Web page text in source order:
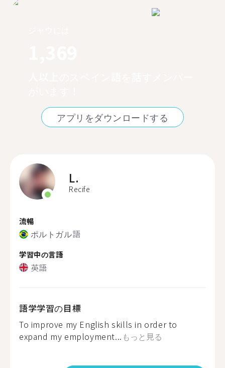
アプリをダウンロードする
L.
Recife
流暢
ポルトガル語
学習中の言語
英語
語学学習の目標
To improve my English skills in order to
expand my employment... もっと見る